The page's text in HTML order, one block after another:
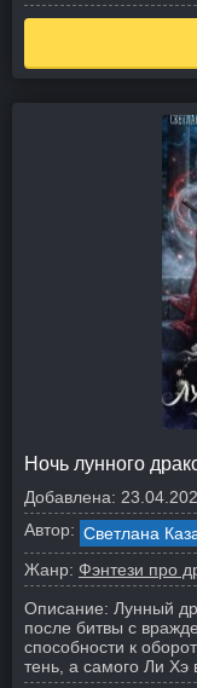
Ночь лунного
Добавлена:
Автор: Светлана
Жанр: Фэнтези про
Описание: Лунный
после битвы с
способности к
тень, а самого Ли Хэ